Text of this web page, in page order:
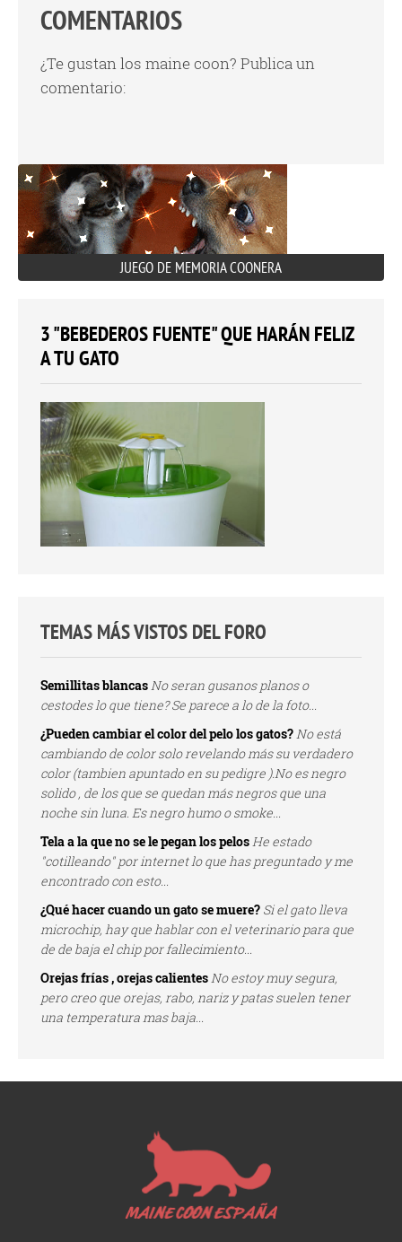
COMENTARIOS
¿Te gustan los maine coon? Publica un
comentario:
JUEGO DE MEMORIA COONERA
3 "BEBEDEROS FUENTE" QUE HARÁN FELIZ
A TU GATO
TEMAS MÁS VISTOS DEL FORO
Semillitas blancasNo seran gusanos planos o
cestodes lo que tiene? Se parece a lo de la foto...
¿Pueden cambiar el color del pelo los gatos?No está
cambiando de color solo revelando más su verdadero
color (tambien apuntado en su pedigre ).No es negro
solido , de los que se quedan más negros que una
noche sin luna. Es negro humo o smoke...
Tela a la que no se le pegan los pelosHe estado
"cotilleando" por internet lo que has preguntado y me
encontrado con esto...
¿Qué hacer cuando un gato se muere? Si el gato lleva
microchip, hay que hablar con el veterinario para que
de de baja el chip por fallecimiento...
Orejas frías , orejas calientesNo estoy muy segura,
pero creo que orejas, rabo, nariz y patas suelen tener
una temperatura mas baja...